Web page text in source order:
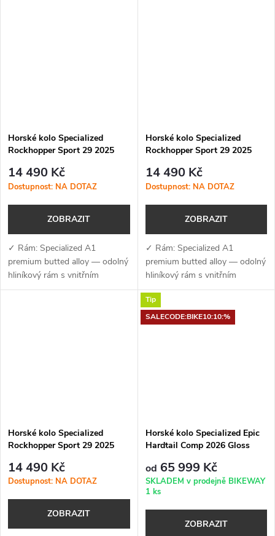
Horské kolo Specialized
Rockhopper Sport 29 2025
White
14 490 Kč
Dostupnost: NA DOTAZ
ZOBRAZIT
✓ Rám: Specialized A1
premium butted alloy — odolný
hliníkový rám s vnitřním
vedením kabelů, úchyty na
Horské kolo Specialized
Rockhopper Sport 29 2025
14 490 Kč
Dostupnost: NA DOTAZ
ZOBRAZIT
✓ Rám: Specialized A1
premium butted alloy — odolný
hliníkový rám s vnitřním
vedením kabelů, úchyty na
nosič a kompatibilitou s
teleskopickou sedlovkou (QR...
Horské kolo Specialized
Rockhopper Sport 29 2025
14 490 Kč
Dostupnost: NA DOTAZ
ZOBRAZIT
Tip
SALECODE:BIKE10:10:%
Horské kolo Specialized Epic
Hardtail Comp 2026 Gloss
od 65 999 Kč
SKLADEM v prodejně BIKEWAY
1 ks
ZOBRAZIT